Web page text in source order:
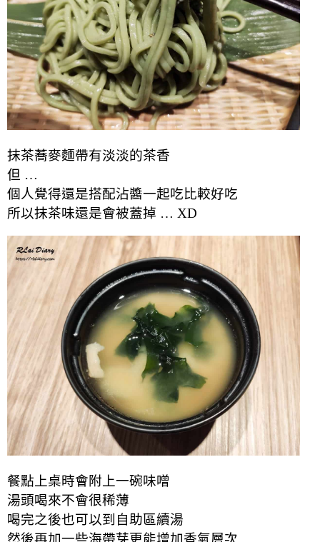
抹茶蕎麥麵帶有淡淡的茶香
但 …
個人覺得還是搭配沾醬一起吃比較好吃
所以抹茶味還是會被蓋掉 … XD
餐點上桌時會附上一碗味噌
湯頭喝來不會很稀薄
喝完之後也可以到自助區續湯
然後再加一些海帶芽更能增加香氣層次